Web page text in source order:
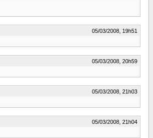
05/03/2008, 19h51
05/03/2008, 20h59
05/03/2008, 21h03
05/03/2008, 21h04